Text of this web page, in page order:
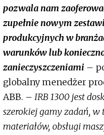
pozwala nam
zupełnie nowym
produkcyjnych w
warunków lub
zanieczyszczeniami –
globalny menedżer
ABB. – IRB 1300 jest
szerokiej gamy zadań, w
materiałów, obsługi